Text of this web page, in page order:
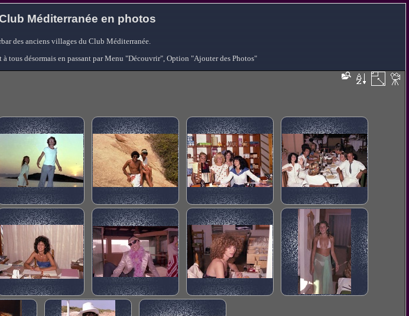
Méditerranée en photos
des anciens villages du Club Méditerranée.
tous désormais en passant par Menu "Découvrir", Option "Ajouter des Photos"